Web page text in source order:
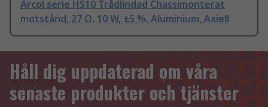
Arcol serie HS10 Trådlindad Chassimonterat
motstånd, 27 Ω, 10 W, ±5 %, Aluminium, Axiell
Håll dig uppdaterad om våra
senaste produkter och tjänster